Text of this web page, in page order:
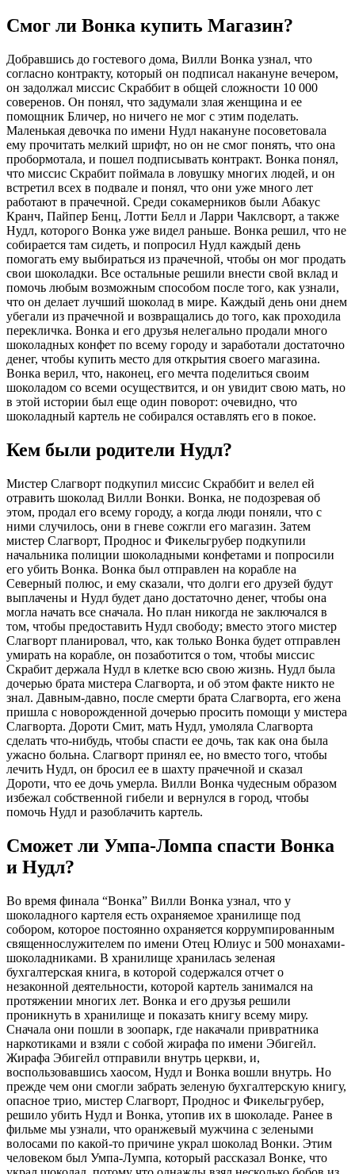
Смог ли Вонка купить Магазин?
Добравшись до гостевого дома, Вилли Вонка узнал, что
согласно контракту, который он подписал накануне вечером,
он задолжал миссис Скраббит в общей сложности 10 000
соверенов. Он понял, что задумали злая женщина и ее
помощник Бличер, но ничего не мог с этим поделать.
Маленькая девочка по имени Нудл накануне посоветовала
ему прочитать мелкий шрифт, но он не смог понять, что она
пробормотала, и пошел подписывать контракт. Вонка понял,
что миссис Скрабит поймала в ловушку многих людей, и он
встретил всех в подвале и понял, что они уже много лет
работают в прачечной. Среди сокамерников были Абакус
Кранч, Пайпер Бенц, Лотти Белл и Ларри Чаклсворт, а также
Нудл, которого Вонка уже видел раньше. Вонка решил, что не
собирается там сидеть, и попросил Нудл каждый день
помогать ему выбираться из прачечной, чтобы он мог продать
свои шоколадки. Все остальные решили внести свой вклад и
помочь любым возможным способом после того, как узнали,
что он делает лучший шоколад в мире. Каждый день они днем
​​убегали из прачечной и возвращались до того, как проходила
перекличка. Вонка и его друзья нелегально продали много
шоколадных конфет по всему городу и заработали достаточно
денег, чтобы купить место для открытия своего магазина.
Вонка верил, что, наконец, его мечта поделиться своим
шоколадом со всеми осуществится, и он увидит свою мать, но
в этой истории был еще один поворот: очевидно, что
шоколадный картель не собирался оставлять его в покое.
Кем были родители Нудл?
Мистер Слагворт подкупил миссис Скраббит и велел ей
отравить шоколад Вилли Вонки. Вонка, не подозревая об
этом, продал его всему городу, а когда люди поняли, что с
ними случилось, они в гневе сожгли его магазин. Затем
мистер Слагворт, Проднос и Фикельгрубер подкупили
начальника полиции шоколадными конфетами и попросили
его убить Вонка. Вонка был отправлен на корабле на
Северный полюс, и ему сказали, что долги его друзей будут
выплачены и Нудл будет дано достаточно денег, чтобы она
могла начать все сначала. Но план никогда не заключался в
том, чтобы предоставить Нудл свободу; вместо этого мистер
Слагворт планировал, что, как только Вонка будет отправлен
умирать на корабле, он позаботится о том, чтобы миссис
Скрабит держала Нудл в клетке всю свою жизнь. Нудл была
дочерью брата мистера Слагворта, и об этом факте никто не
знал. Давным-давно, после смерти брата Слагворта, его жена
пришла с новорожденной дочерью просить помощи у мистера
Слагворта. Дороти Смит, мать Нудл, умоляла Слагворта
сделать что-нибудь, чтобы спасти ее дочь, так как она была
ужасно больна. Слагворт принял ее, но вместо того, чтобы
лечить Нудл, он бросил ее в шахту прачечной и сказал
Дороти, что ее дочь умерла. Вилли Вонка чудесным образом
избежал собственной гибели и вернулся в город, чтобы
помочь Нудл и разоблачить картель.
Сможет ли Умпа-Ломпа спасти Вонка
и Нудл?
Во время финала “Вонка” Вилли Вонка узнал, что у
шоколадного картеля есть охраняемое хранилище под
собором, которое постоянно охраняется коррумпированным
священнослужителем по имени Отец Юлиус и 500 монахами-
шоколадниками. В хранилище хранилась зеленая
бухгалтерская книга, в которой содержался отчет о
незаконной деятельности, которой картель занимался на
протяжении многих лет. Вонка и его друзья решили
проникнуть в хранилище и показать книгу всему миру.
Сначала они пошли в зоопарк, где накачали привратника
наркотиками и взяли с собой жирафа по имени Эбигейл.
Жирафа Эбигейл отправили внутрь церкви, и,
воспользовавшись хаосом, Нудл и Вонка вошли внутрь. Но
прежде чем они смогли забрать зеленую бухгалтерскую книгу,
опасное трио, мистер Слагворт, Проднос и Фикельгрубер,
решило убить Нудл и Вонка, утопив их в шоколаде. Ранее в
фильме мы узнали, что оранжевый мужчина с зелеными
волосами по какой-то причине украл шоколад Вонки. Этим
человеком был Умпа-Лумпа, который рассказал Вонке, что